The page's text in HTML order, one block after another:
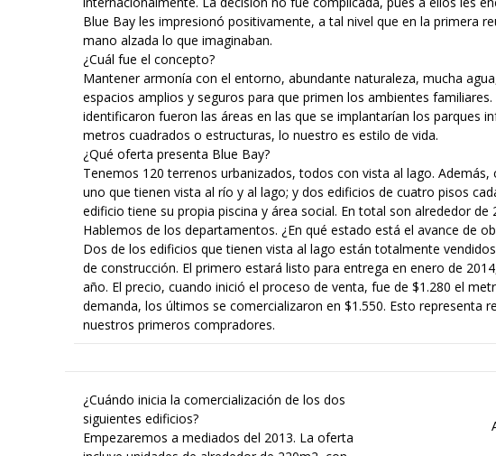
Blue Bay les impresionó positivamente, a tal nivel que en la primera
mano alzada lo que imaginaban.
¿Cuál fue el concepto?
Mantener armonía con el entorno, abundante naturaleza, mucha
espacios amplios y seguros para que primen los ambientes
identificaron fueron las áreas en las que se implantarían los parques
metros cuadrados o estructuras, lo nuestro es estilo de vida.
¿Qué oferta presenta Blue Bay?
Tenemos 120 terrenos urbanizados, todos con vista al lago.
uno que tienen vista al río y al lago; y dos edificios de cuatro pisos
edificio tiene su propia piscina y área social. En total son alrededor de
Hablemos de los departamentos. ¿En qué estado está el avance de
Dos de los edificios que tienen vista al lago están totalmente
de construcción. El primero estará listo para entrega en enero de
año. El precio, cuando inició el proceso de venta, fue de $1.280 el
demanda, los últimos se comercializaron en $1.550. Esto representa
nuestros primeros compradores.
¿Cuándo inicia la comercialización de los dos
siguientes edificios?
Empezaremos a mediados del 2013. La oferta